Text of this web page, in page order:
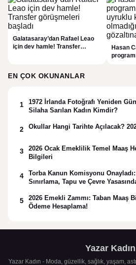
Galatasaray’dan Rafael Leao
için dev hamle! Transfer
Hasan
EN ÇOK OKUNANLAR
1
1972 İrlanda Fotoğrafı Yeniden
Silaha Sarılan Kadın Kimdir?
2 Okullar Hangi Tarihte Açılacak?
3
2026 Ocak Emeklilik Temel Maaş
Bilgileri
4
Torba Kanun Komisyonu
Sınırlama, Tapu ve Çevre
5
2026 Emekli Zammı: Taban Maaş
Ödeme Hesaplama!
Yazar Kadın
Yazar Kadın - Moda, güzellik, sağlık, yaşam,